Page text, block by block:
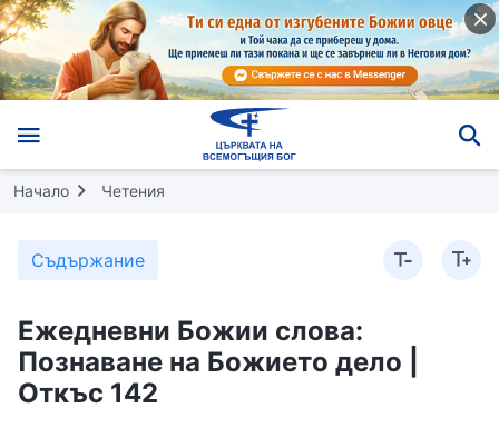
Начало Четения
Съдържание
Ежедневни Божии слова:
Познаване на Божието дело |
Откъс 142